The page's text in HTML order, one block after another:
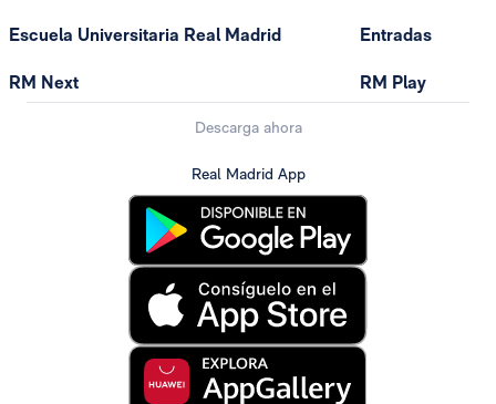
Escuela Universitaria Real Madrid
RM Next
Entradas
RM Play
Descarga ahora
Real Madrid App